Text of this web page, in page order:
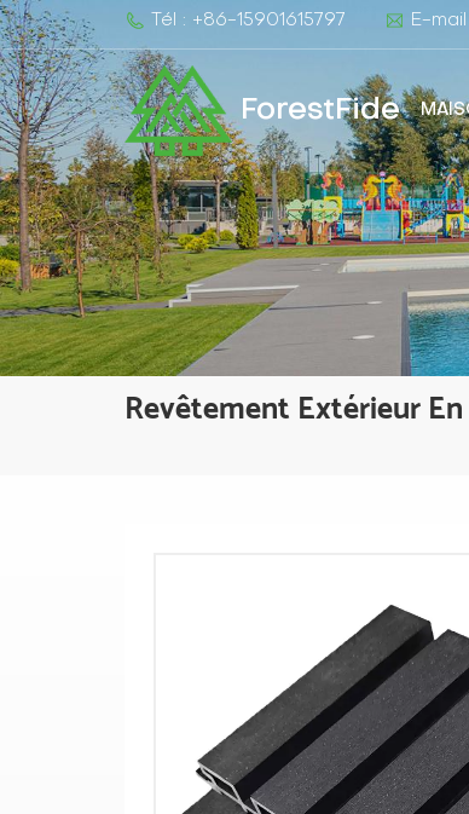
Tél : +86-15901615797 E-
ForestFide
Revêtement Extérieur